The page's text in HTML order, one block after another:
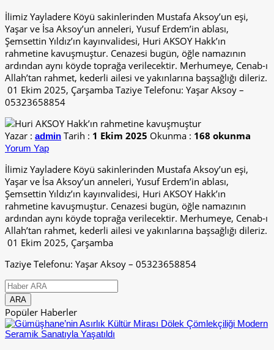
İlimiz Yayladere Köyü sakinlerinden Mustafa Aksoy’un eşi,
Yaşar ve İsa Aksoy’un anneleri, Yusuf Erdem’in ablası,
Şemsettin Yıldız’ın kayınvalidesi, Huri AKSOY Hakk’ın
rahmetine kavuşmuştur. Cenazesi bugün, öğle namazının
ardından aynı köyde toprağa verilecektir. Merhumeye, Cenab-ı
Allah’tan rahmet, kederli ailesi ve yakınlarına başsağlığı dileriz.
01 Ekim 2025, Çarşamba Taziye Telefonu: Yaşar Aksoy –
05323658854
Yazar : admin Tarih : 1 Ekim 2025 Okunma : 168 okunma
Yorum Yap
İlimiz Yayladere Köyü sakinlerinden Mustafa Aksoy’un eşi,
Yaşar ve İsa Aksoy’un anneleri, Yusuf Erdem’in ablası,
Şemsettin Yıldız’ın kayınvalidesi, Huri AKSOY Hakk’ın
rahmetine kavuşmuştur. Cenazesi bugün, öğle namazının
ardından aynı köyde toprağa verilecektir. Merhumeye, Cenab-ı
Allah’tan rahmet, kederli ailesi ve yakınlarına başsağlığı dileriz.
01 Ekim 2025, Çarşamba
Taziye Telefonu: Yaşar Aksoy – 05323658854
Popüler Haberler